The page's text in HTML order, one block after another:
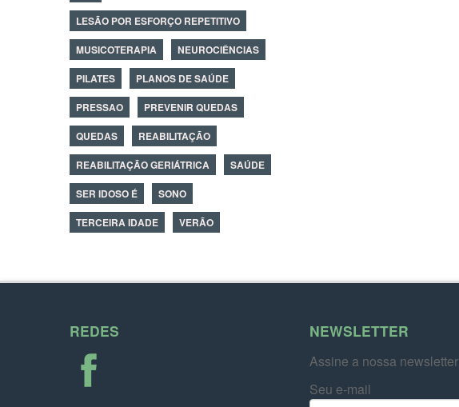
LESÃO POR ESFORÇO REPETITIVO
MUSICOTERAPIA
NEUROCIÊNCIAS
PILATES
PLANOS DE SAÚDE
PRESSAO
PREVENIR QUEDAS
QUEDAS
REABILITAÇÃO
REABILITAÇÃO GERIÁTRICA
SAÚDE
SER IDOSO É
SONO
TERCEIRA IDADE
VERÃO
REDES NEWSLETTER
Assine a nossa newsletter
Seu e-mail